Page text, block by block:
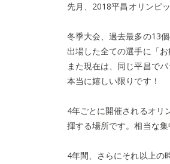
先月、2018平昌オリンピ
冬季大会、過去最多の13
出場した全ての選手に「
また現在は、同じ平昌で
本当に嬉しい限りです！
4年ごとに開催されるオリ
揮する場所です。相当な
4年間、さらにそれ以上の